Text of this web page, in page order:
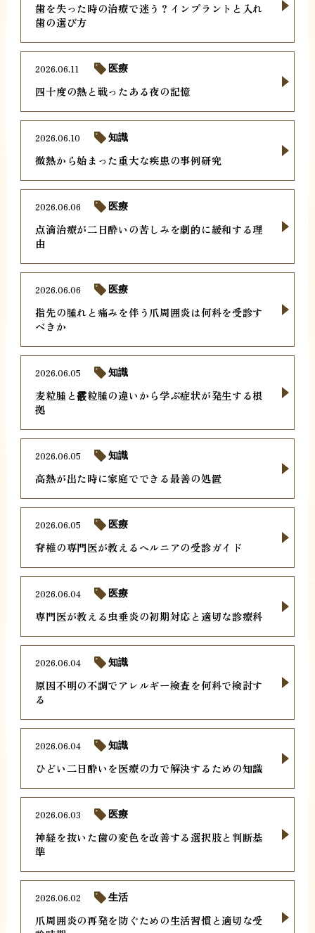
歯を失った時の治療で迷う？インプラントと入れ
歯の選び方
四十度の熱と戦ったある夜の記憶
2026.06.11 医療
微熱から始まった重大な疾患の事例研究
2026.06.10 知識
点滴治療が二日酔いの苦しみを劇的に緩和する理
由
2026.06.06 医療
指先の腫れと痛みを伴う爪周囲炎は何科を受診す
べきか
2026.06.06 医療
麦粒腫と霰粒腫の違いから学ぶ症状が発生する根
拠
2026.06.05 知識
高熱が出た時に家庭でできる最善の処置
2026.06.05 知識
脊椎の専門医が教えるヘルニアの受診ガイド
2026.06.05 医療
専門医が教える虫垂炎の初期対応と適切な診療科
2026.06.04 医療
原因不明の不調でアレルギー検査を何科で検討す
る
2026.06.04 知識
ひどい二日酔いを医療の力で解決するための知識
2026.06.04 知識
神経を抜いた歯の変色を改善する選択肢と判断基
準
2026.06.03 医療
爪周囲炎の再発を防ぐための生活習慣と適切な受
2026.06.02 生活